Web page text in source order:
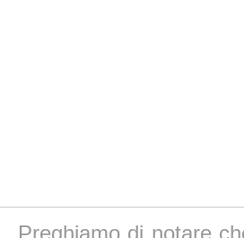
Preghiamo di notare